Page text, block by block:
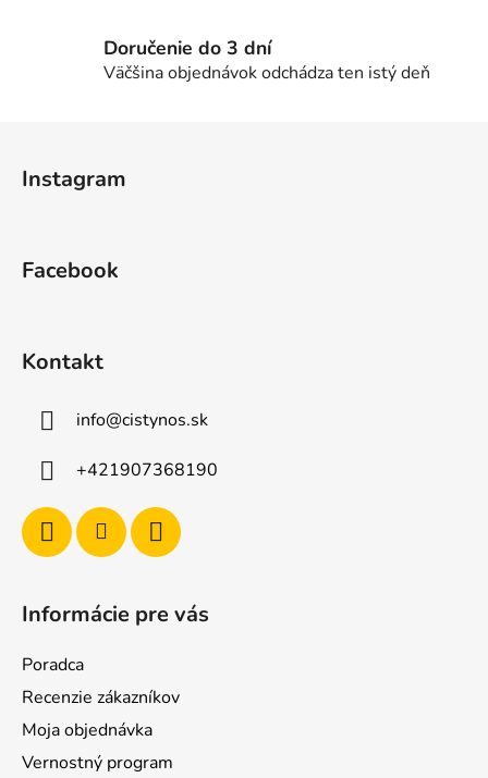
ý
p
Doručenie do 3 dní
Väčšina objednávok odchádza ten istý deň
Instagram
Facebook
Kontakt
info@cistynos.sk
+421907368190
Informácie pre vás
Poradca
Recenzie zákazníkov
Moja objednávka
Vernostný program